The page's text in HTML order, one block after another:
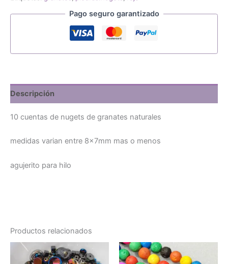
Pago seguro garantizado
Descripción
10 cuentas de nugets de granates naturales
medidas varian entre 8x7mm mas o menos
agujerito para hilo
Productos relacionados